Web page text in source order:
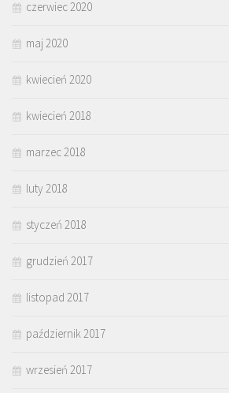
czerwiec 2020
maj 2020
kwiecień 2020
kwiecień 2018
marzec 2018
luty 2018
styczeń 2018
grudzień 2017
listopad 2017
październik 2017
wrzesień 2017